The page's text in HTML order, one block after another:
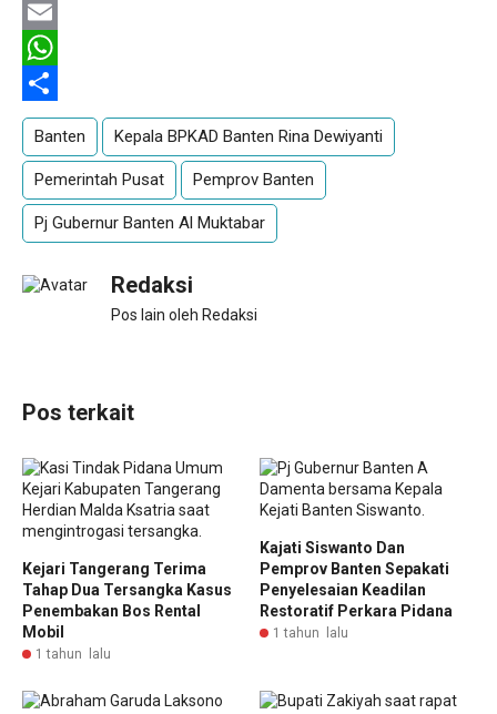
Twitter
Email
WhatsApp
Share
Banten Kepala BPKAD Banten Rina Dewiyanti
Pemerintah Pusat Pemprov Banten
Pj Gubernur Banten Al Muktabar
Redaksi
Pos lain oleh Redaksi
Pos terkait
Kejari Tangerang Terima
Tahap Dua Tersangka Kasus
Penembakan Bos Rental
Mobil
1 tahun lalu
Kajati Siswanto Dan
Pemprov Banten Sepakati
Penyelesaian Keadilan
Restoratif Perkara Pidana
1 tahun lalu